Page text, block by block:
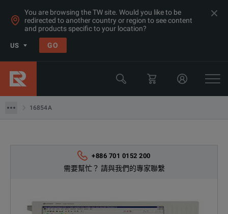
You are browsing the TW site. Would you like to be
redirected to another country or region to see content
and products specific to your location?
US GO
16854A
產品
以极低的价格租用示波器和逻辑分析仪
邏輯分析儀
Keysight Technologies
+886 701 0152 200
需要幫忙？ 請與我們的專家聯繫